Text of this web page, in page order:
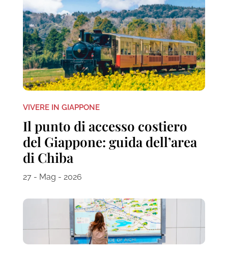
VIVERE IN GIAPPONE
Il punto di accesso costiero
del Giappone: guida dell’area
di Chiba
27 - Mag - 2026